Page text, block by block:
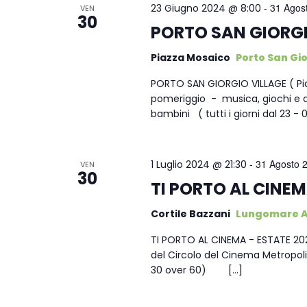
Grottazzolina
Magliano di Tenna
Massa Fermana
Monsampietro Morico
Monte Rinaldo
Monte San Pietrangeli
Monte Vidon Combatte
Monte Vidon Corrado
Santa
Monsampietro Morico
Monte San Pietrangeli
Monte Vidon Corrado
Porto
VEN
30
23 Giugno 2024 @ 8:00 - 31
PORTO SAN
Piazza Mosaico Porto San
PORTO SAN GIORGIO
pomeriggio - musica, giochi e
bambini ( tutti i giorni dal 23 -
VEN
30
1 Luglio 2024 @ 21:30 - 31 Agosto
TI PORTO AL
Cortile Bazzani Lungomare
TI PORTO AL CINEMA -
del Circolo del Cinema
30 over 60) […]